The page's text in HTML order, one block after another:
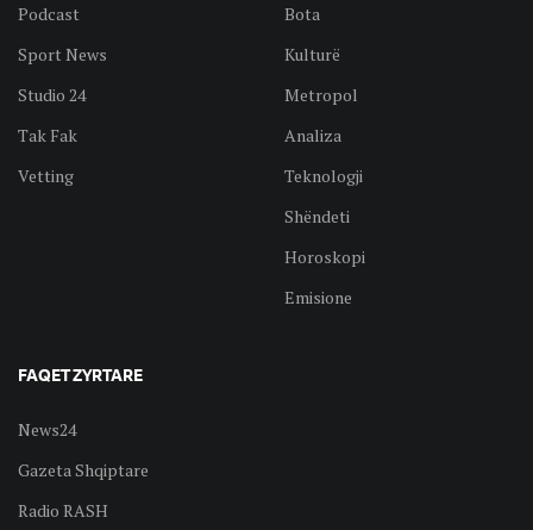
Podcast
Sport News
Studio 24
Tak Fak
Vetting
Bota
Kulturë
Metropol
Analiza
Teknologji
Shëndeti
Horoskopi
Emisione
FAQET ZYRTARE
News24
Gazeta Shqiptare
Radio RASH